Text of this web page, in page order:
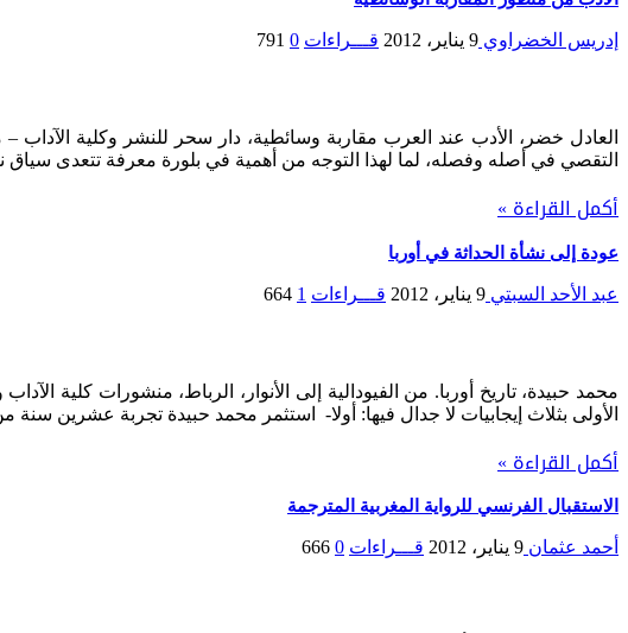
إدريس الخضراوي 9 يناير، 2012 قـــراءات 0
791
التقصي في أصله وفصله، لما لهذا التوجه من أهمية في بلورة معرفة تتعدى سياق
أكمل القراءة »
عودة إلى نشأة الحداثة في أوربا
عبد الأحد السبتي 9 يناير، 2012 قـــراءات 1
664
الأولى بثلاث إيجابيات لا جدال فيها: أولا- استثمر محمد حبيدة تجربة عشرين سنة
أكمل القراءة »
الاستقبال الفرنسي للرواية المغربية المترجمة
أحمد عثمان 9 يناير، 2012 قـــراءات 0
666